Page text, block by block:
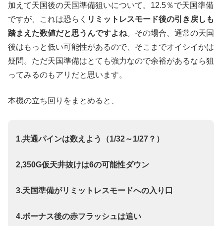
加えて天国後の天国準備狙いについて。12.5％で天国準備
ですが、これは恐らく リミットレスモード後の引き戻しも
踏まえた数値だと思うんですよね。その場合、通常の天国
後はもっと低い可能性があるので、そこまでオイシイかは
疑問。ただ天国準備はとても強力なので余裕があるなら狙
ってみるのもアリだと思います。
本機の立ち回りをまとめると、
1.共通パインは数えよう（1/32～1/27？）
2,350G仮天井抜けは6の可能性ダウン
3.天国準備がリミットレスモードへの入り口
4.ボーナス後の赤フラッシュは追い